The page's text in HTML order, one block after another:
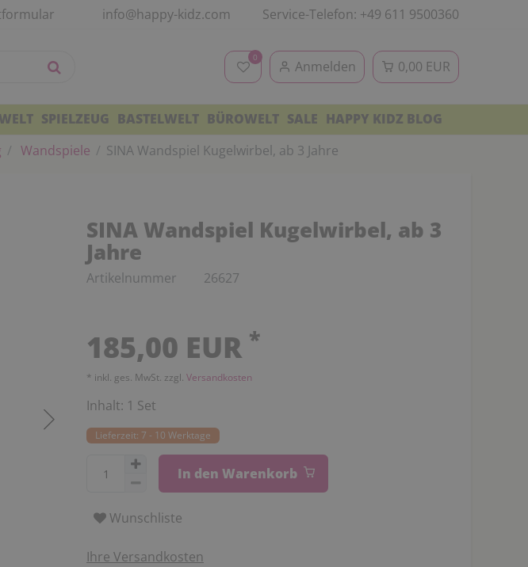
info@happy-kidz.com Service-Telefon: +49 611 9500360
0
Anmelden 0,00 EUR
SPIELZEUG BASTELWELT BÜROWELT SALE HAPPY KIDZ BLOG
Wandspiele SINA Wandspiel Kugelwirbel, ab 3 Jahre
SINA Wandspiel Kugelwirbel, ab 3
Jahre
Artikelnummer 26627
185,00 EUR *
* inkl. ges. MwSt. zzgl. Versandkosten
Inhalt: 1 Set
Lieferzeit: 7 - 10 Werktage
In den Warenkorb
Wunschliste
Ihre Versandkosten